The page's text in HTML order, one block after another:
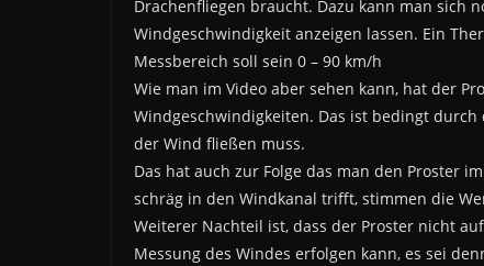
Drachenfliegen braucht. Dazu kann man sich
Windgeschwindigkeit anzeigen lassen. Ein
Messbereich soll sein 0 – 90 km/h
Wie man im Video aber sehen kann, hat der
Windgeschwindigkeiten. Das ist bedingt
der Wind fließen muss.
Das hat auch zur Folge das man den Proster
schräg in den Windkanal trifft, stimmen die
Weiterer Nachteil ist, dass der Proster nicht
Messung des Windes erfolgen kann, es sei